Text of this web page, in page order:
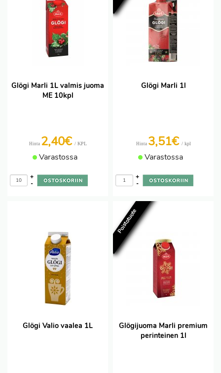
Glögi Marli 1L valmis juoma
ME 10kpl
Hinta 2,40€ / KPL
Varastossa
-
+
Glögi Marli 1l
Hinta 3,51€ / kpl
Varastossa
-
+
Glögi Valio vaalea 1L
Poistotuote
Glögijuoma Marli premium
perinteinen 1l